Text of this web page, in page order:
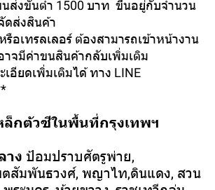
นส่งขั้นต่ำ 1500 บาท ขึ้นอยู่กับจำนวน
ดส่งสินค้า
อเทรลเลอร์ ต้องสามารถเข้าหน้างาน
าจมีค่าขนสินค้ากลับเพิ่มเติม
อียดเพิ่มเติมได้ ทาง LINE
ล็กตัวซีในพื้นที่กรุงเทพฯ
าง ป้อมปราบศัตรูพ่าย,
ตสัมพันธวงศ์, พญาไท,ดินแดง, สวน